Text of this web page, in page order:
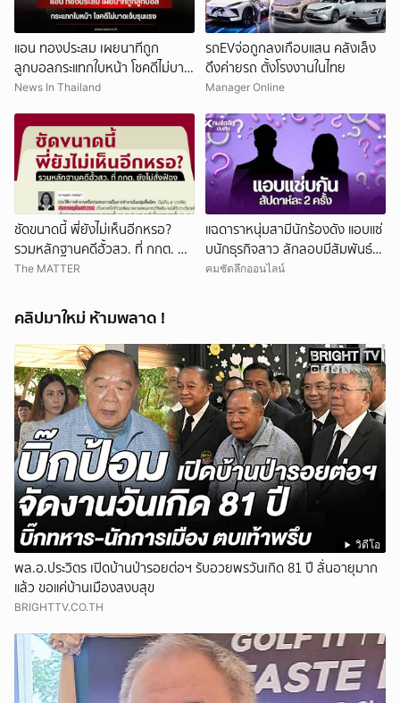
แอน ทองประสม เผยนาทีถูก
ลูกบอลกระแทกใบหน้า โชคดีไม่บาด
เจ็บรุนแรง
News In Thailand
รถEVจ่อถูกลงเกือบแสน คลังเล็ง
ดึงค่ายรถ ตั้งโรงงานในไทย
Manager Online
ชัดขนาดนี้ พี่ยังไม่เห็นอีกหรอ?
รวมหลักฐานคดีฮั้วสว. ที่ กกต. ยัง
ไม่สั่งฟ้อง
The MATTER
แฉดาราหนุ่มสามีนักร้องดัง แอบแซ่
บนักธุรกิจสาว ลักลอบมีสัมพันธ์
สัปดาห์ละ 2 ครั้ง
คมชัดลึกออนไลน์
คลิปมาใหม่ ห้ามพลาด !
วิดีโอ
พล.อ.ประวิตร เปิดบ้านป่ารอยต่อฯ รับอวยพรวันเกิด 81 ปี ลั่นอายุมาก
แล้ว ขอแค่บ้านเมืองสงบสุข
BRIGHTTV.CO.TH